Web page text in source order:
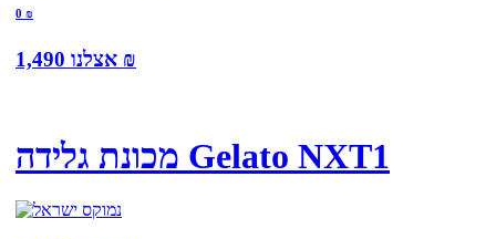
0 ₪
אצלנו 1,490 ₪
מכונת גלידה Gelato NXT1